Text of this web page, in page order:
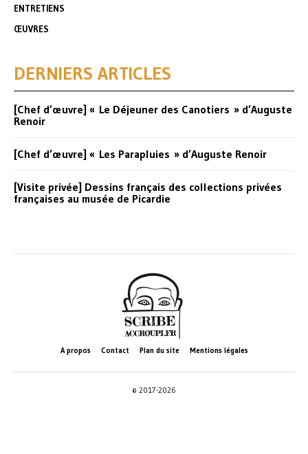
ENTRETIENS
ŒUVRES
DERNIERS ARTICLES
[Chef d’œuvre] « Le Déjeuner des Canotiers » d’Auguste
Renoir
[Chef d’œuvre] « Les Parapluies » d’Auguste Renoir
[Visite privée] Dessins français des collections privées
françaises au musée de Picardie
A propos Contact Plan du site Mentions légales
© 2017-2026